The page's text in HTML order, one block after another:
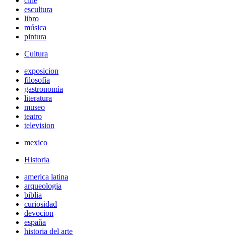
escultura
libro
música
pintura
Cultura
exposicion
filosofía
gastronomía
literatura
museo
teatro
television
mexico
Historia
america latina
arqueologia
biblia
curiosidad
devocion
españa
historia del arte